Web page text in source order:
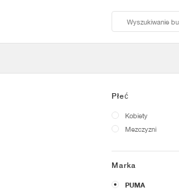
Płeć
Kobiety
Mezczyzni
Marka
PUMA